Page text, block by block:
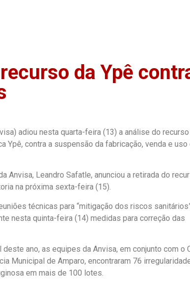
da Ypê
adiou nesta quarta-feira (13) a análise do recurso
Ypê, contra a suspensão da fabricação, venda e uso
Anvisa, Leandro Safatle, anunciou a retirada do
na próxima sexta-feira (15).
técnicas para “mitigação dos riscos
nesta quinta-feira (14) medidas para correção das
ano, as equipes da Anvisa, em conjunto com o
Municipal de Amparo, encontraram 76
em mais de 100 lotes.